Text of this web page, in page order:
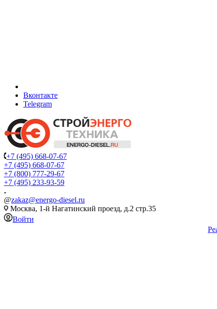
Вконтакте
Telegram
+7 (495) 668-07-67
+7 (495) 668-07-67
+7 (800) 777-29-67
+7 (495) 233-93-59
@zakaz@energo-diesel.ru
Москва, 1-й Нагатинский проезд, д.2 стр.35
Войти